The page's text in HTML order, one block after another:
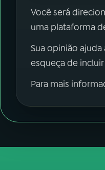
Você será
uma plataforma
Sua opinião
esqueça de
Para mais